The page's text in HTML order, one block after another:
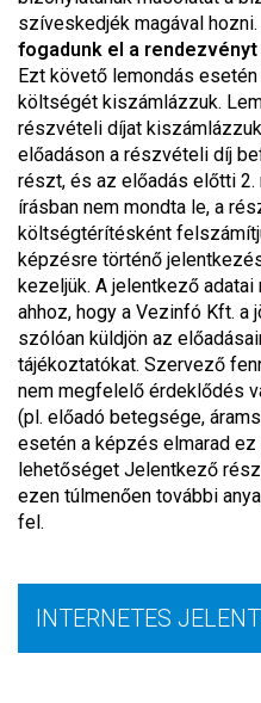
szíveskedjék magával hozni.
fogadunk el a
Ezt követő lemondás
költségét kiszámlázzuk.
részvételi díjat
előadáson a részvételi díj
részt, és az előadás előtti
írásban nem mondta le, a
költségtérítésként
képzésre történő
kezeljük. A jelentkező
ahhoz, hogy a Vezinfó Kft.
szólóan küldjön az
tájékoztatókat. Szervező
nem megfelelő érdeklődés
(pl. előadó betegsége,
esetén a képzés elmarad
lehetőséget Jelentkező
ezen túlmenően további
fel.
INTERNETES